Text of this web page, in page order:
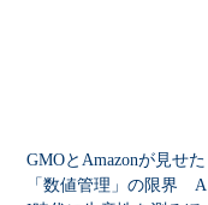
GMOとAmazonが見せた
「数値管理」の限界 A